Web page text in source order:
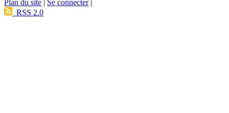
Plan du site Se connecter|
RSS 2.0